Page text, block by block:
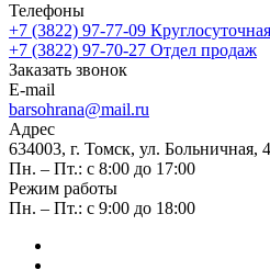
Телефоны
+7 (3822) 97-77-09
+7 (3822) 97-70-27 Отдел продаж
Заказать звонок
E-mail
barsohrana@mail.ru
Адрес
634003, г. Томск, ул. Больничная,
Пн. – Пт.: с 8:00 до 17:00
Режим работы
Пн. – Пт.: с 9:00 до 18:00